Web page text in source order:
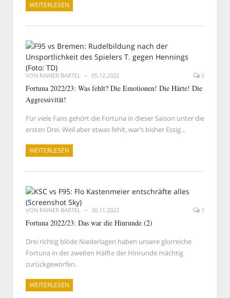
WEITERLESEN
VON RAINER BARTEL 05.12.2022 0
Fortuna 2022/23: Was fehlt? Die Emotionen! Die Härte! Die
Aggressivität!
Für viele Fans gehört die Fortuna in dieser Saison unter die
ersten Drei. Weil aber etwas fehlt, war’s bisher Essig…
WEITERLESEN
VON RAINER BARTEL 30.11.2022 1
Fortuna 2022/23: Das war die Hinrunde (2)
Drei richtig blöde Niederlagen haben unsere glorreiche
Fortuna in der zweiten Hälfte der Hinrunde mächtig
zurückgeworfen.
WEITERLESEN